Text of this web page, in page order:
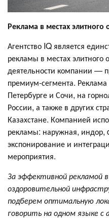
Реклама в местах элитного
Агентство IQ является
рекламы в местах
деятельности компании —
премиум-сегмента.
Петербурге и Сочи, на
России, а также в других
Казахстане. Компанией
рекламы: наружная, индор,
экспонирование и
мероприятия.
За эффективной рекламой
оздоровительной
подберем оптимальную
говорить на одном языке с